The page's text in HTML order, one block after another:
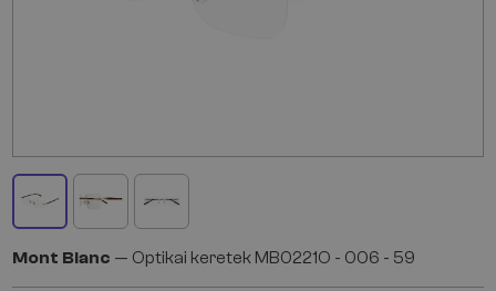
Mont Blanc — Optikai keretek MB0221O - 006 - 59